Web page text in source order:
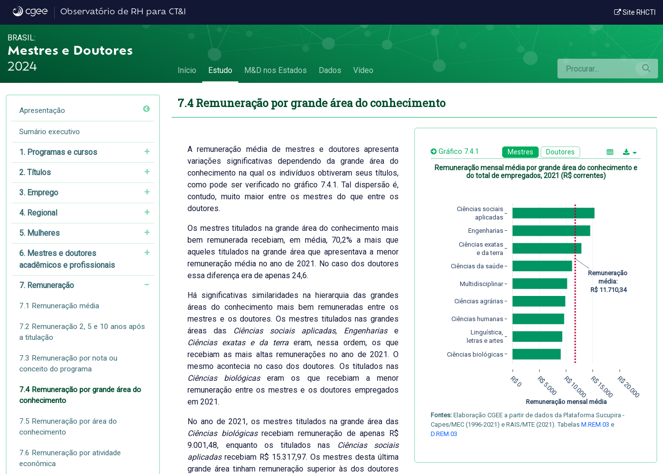
7.4 Remuneração por grande área do conhecimento - 7.4 Remuneração por grande área do conhecimento
Observatório de RH para CT&I Site RHCTI
BRASIL:
Mestres e Doutores
2024
Início Estudo M&D nos Estados Dados Vídeo
Apresentação
Sumário executivo
1. Programas e cursos
2. Títulos
3. Emprego
4. Regional
5. Mulheres
6. Mestres e doutores
acadêmicos e profissionais
7. Remuneração
7.1 Remuneração média
7.2 Remuneração 2, 5 e 10 anos após
a titulação
7.3 Remuneração por nota ou
conceito do programa
7.4 Remuneração por grande área do
conhecimento
7.5 Remuneração por área do
conhecimento
7.6 Remuneração por atividade
econômica
7.4 Remuneração por grande área do conhecimento
A remuneração média de mestres e doutores apresenta
variações significativas dependendo da grande área do
conhecimento na qual os indivíduos obtiveram seus títulos,
como pode ser verificado no gráfico 7.4.1. Tal dispersão é,
contudo, muito maior entre os mestres do que entre os
doutores.
Os mestres titulados na grande área do conhecimento mais
bem remunerada recebiam, em média, 70,2% a mais que
aqueles titulados na grande área que apresentava a menor
remuneração média no ano de 2021. No caso dos doutores
essa diferença era de apenas 24,6.
Há significativas similaridades na hierarquia das grandes
áreas do conhecimento mais bem remuneradas entre os
mestres e os doutores. Os mestres titulados nas grandes
áreas das
Ciências sociais aplicadas, Engenhariase
Ciências exatas e da terra eram, nessa ordem, os que
recebiam as mais altas remunerações no ano de 2021. O
mesmo acontecia no caso dos doutores. Os titulados nas
Ciências biológicaseram os que recebiam a menor
remuneração entre os mestres e os doutores empregados
em 2021.
No ano de 2021, os mestres titulados na grande área das
Ciências biológicasrecebiam remuneração de apenas R$
9.001,48, enquanto os titulados nas
Ciências sociais
aplicadas recebiam R$ 15.317,97. Os mestres desta última
grande área tinham remuneração superior às dos doutores
Gráfico 7.4.1 Mestres Doutores
Remuneração mensal média por grande área do conhecimento e
do total de empregados, 2021 (R$ correntes)
R$ 0 R$ 5.000 R$ 10.000R$ 15.000R$ 20.000
Ciências biológicas
Linguística,
letras e artes
Ciências humanas
Ciências agrárias
Multidisciplinar
Ciências da saúde
Ciências exatas
e da terra
Engenharias
Ciências sociais
aplicadas
Remuneração mensal média
Remuneração
média:
R$ 11.710,34
Fontes: Elaboração CGEE a partir de dados da Plataforma Sucupira -
Capes/MEC (1996-2021) e RAIS/MTE (2021). Tabelas M.REM.03 e
D.REM.03